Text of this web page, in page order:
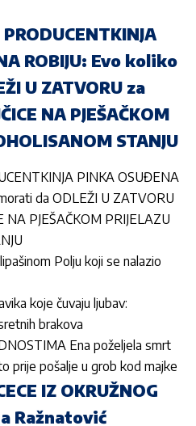
ROBIJU: Evo koliko
U ZATVORU za
NA PJEŠAČKOM
STANJU
PINKA OSUĐENA
da ODLEŽI U ZATVORU
NA PJEŠAČKOM PRIJELAZU
Polju koji se nalazio
koje čuvaju ljubav:
brakova
Ena poželjela smrt
prije pošalje u grob kod majke
IZ OKRUŽNOG
Ražnatović